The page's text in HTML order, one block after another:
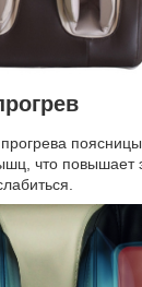
что повышает